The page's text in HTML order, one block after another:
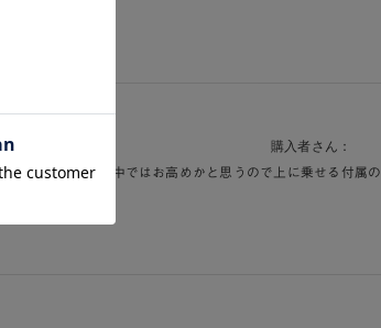
な品も沢山ある中ではお高めかと思うので上に乗せる付属の
購入者さん：